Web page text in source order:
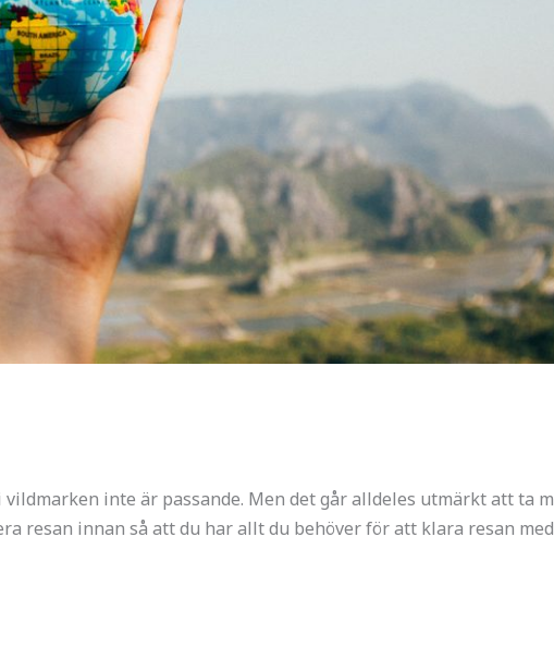
inte är passande. Men det går alldeles utmärkt att ta
resan innan så att du har allt du behöver för att klara resan